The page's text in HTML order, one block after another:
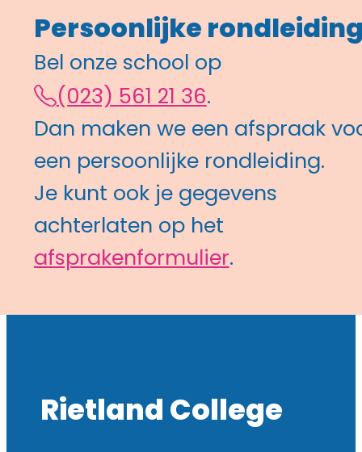
Persoonlijke
Bel onze school op
(023) 561 21 36.
Dan maken we een afspraak
een persoonlijke rondleiding.
Je kunt ook je gegevens
achterlaten op het
afsprakenformulier.
Rietland College